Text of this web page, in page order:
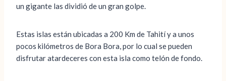
un gigante las dividió de un gran golpe.
Estas islas están ubicadas a 200 Km de Tahití y a unos
pocos kilómetros de Bora Bora, por lo cual se pueden
disfrutar atardeceres con esta isla como telón de fondo.